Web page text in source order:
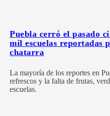
Puebla cerró el pasado
mil escuelas reportadas
chatarra
La mayoría de los reportes en
refrescos y la falta de frutas,
escuelas.